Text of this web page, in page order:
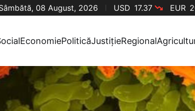
08 August, 2026 USD 17.37 EUR
EconomiePoliticăJustițieRegional